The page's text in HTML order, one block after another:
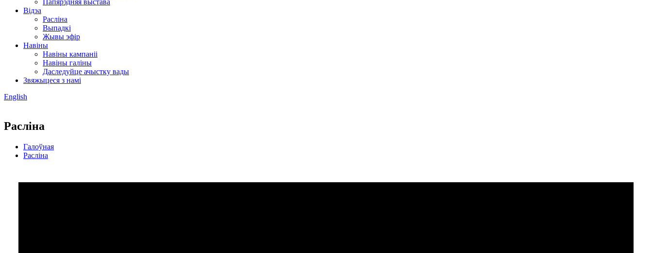
Папярэдняя выстава
Відэа
Расліна
Выпадкі
Жывы эфір
Навіны
Навіны кампаніі
Навіны галіны
Даследуйце ачыстку вады
Звяжыцеся з намі
English
Расліна
Галоўная
Расліна